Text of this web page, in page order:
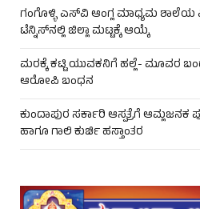
ಗಂಗೊಳ್ಳಿ ಎಸ್‌ವಿ ಆಂಗ್ಲ ಮಾಧ್ಯಮ ಶಾಲೆಯ
ಟೆನ್ನಿಸ್‌ನಲ್ಲಿ ಜಿಲ್ಲಾ ಮಟ್ಟಕ್ಕೆ ಆಯ್ಕೆ
ಮರಕ್ಕೆ ಕಟ್ಟಿ ಯುವಕನಿಗೆ ಹಲ್ಲೆ- ಮೂವರ
ಆರೋಪಿ ಬಂಧನ
ಕುಂದಾಪುರ ಸರ್ಕಾರಿ ಆಸ್ಪತ್ರೆಗೆ ಆಮ್ಲಜನಕ
ಹಾಗೂ ಗಾಲಿ ಕುರ್ಚಿ ಹಸ್ತಾಂತರ